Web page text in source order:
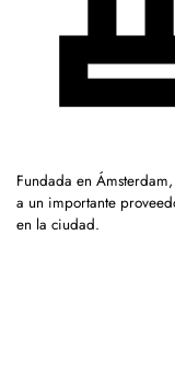
Fundada en
a un importante
en la ciudad.